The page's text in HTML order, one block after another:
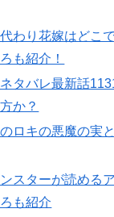
わり花嫁はどこ
も紹介！
タバレ最新話
か？
ロキの悪魔の実
スターが読める
も紹介